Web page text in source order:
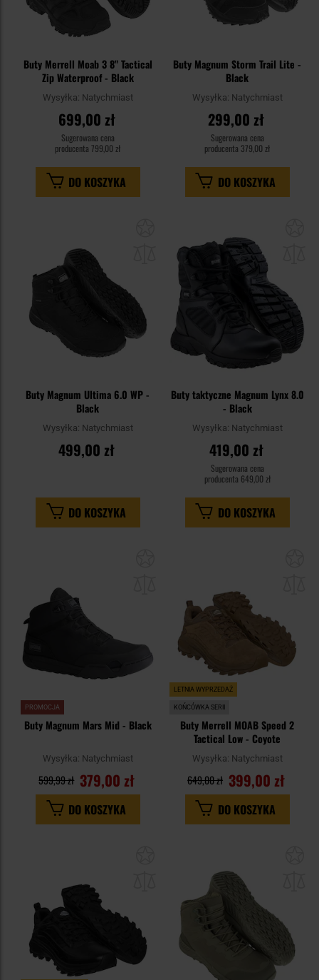
Buty Merrell Moab 3 8" Tactical
Zip Waterproof - Black
Wysyłka: Natychmiast
699,00 zł
Sugerowana cena
producenta 799,00 zł
DO KOSZYKA
Buty Magnum Storm Trail Lite -
Black
Wysyłka: Natychmiast
299,00 zł
Sugerowana cena
producenta 379,00 zł
DO KOSZYKA
schowka
Buty Magnum Ultima 6.0 WP -
Black
Wysyłka: Natychmiast
499,00 zł
DO KOSZYKA
Buty taktyczne Magnum Lynx 8.0
- Black
Wysyłka: Natychmiast
419,00 zł
Sugerowana cena
producenta 649,00 zł
DO KOSZYKA
PROMOCJA
Buty Magnum Mars Mid - Black
Wysyłka: Natychmiast
379,00 zł
599,99 zł
DO KOSZYKA
LETNIA WYPRZEDAŻ
KOŃCÓWKA SERII
Buty Merrell MOAB Speed 2
Tactical Low - Coyote
Wysyłka: Natychmiast
399,00 zł
649,00 zł
DO KOSZYKA